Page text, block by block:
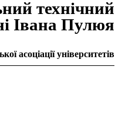
технiчний
Iвана Пулюя
асоціації університетів